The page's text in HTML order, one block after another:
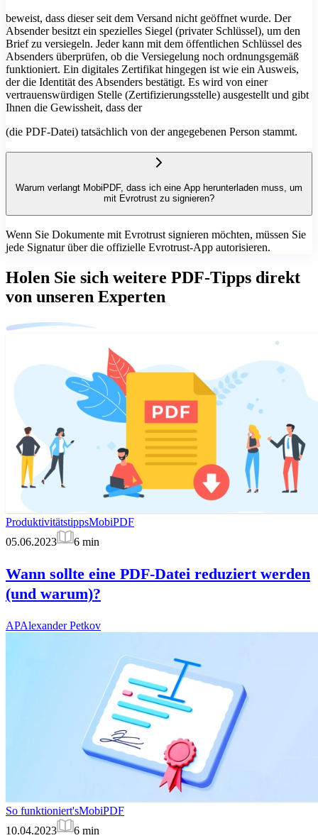
beweist, dass dieser seit dem Versand nicht geöffnet wurde. Der
Absender besitzt ein spezielles Siegel (privater Schlüssel), um den
Brief zu versiegeln. Jeder kann mit dem öffentlichen Schlüssel des
Absenders überprüfen, ob die Versiegelung noch ordnungsgemäß
funktioniert. Ein digitales Zertifikat hingegen ist wie ein Ausweis,
der die Identität des Absenders bestätigt. Es wird von einer
vertrauenswürdigen Stelle (Zertifizierungsstelle) ausgestellt und gibt
Ihnen die Gewissheit, dass der
(die PDF-Datei) tatsächlich von der angegebenen Person stammt.
Warum verlangt MobiPDF, dass ich eine App herunterladen muss, um
mit Evrotrust zu signieren?
Wenn Sie Dokumente mit Evrotrust signieren möchten, müssen Sie
jede Signatur über die offizielle Evrotrust-App autorisieren.
Holen Sie sich weitere PDF-Tipps direkt
von unseren Experten
ProduktivitätstippsMobiPDF
05.06.2023
6 min
Wann sollte eine PDF-Datei reduziert werden
(und warum)?
APAlexander Petkov
So funktioniert'sMobiPDF
10.04.2023
6 min